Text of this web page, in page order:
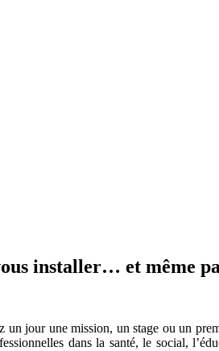
installer… et même
jour une mission, un stage ou un
dans la santé, le social,